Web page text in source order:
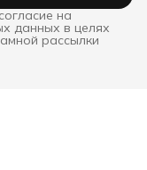
на
данных в целях
рассылки